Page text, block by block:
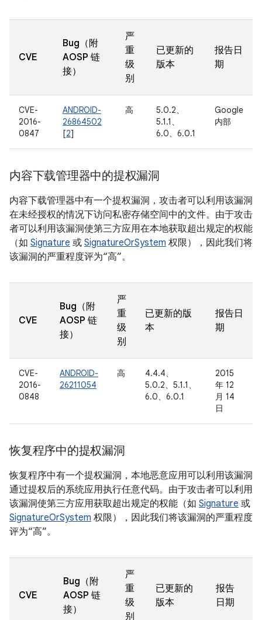
CVE
Bug（附
AOSP 链
接）
严
重
级
别
已更新的
版本
报告日
期
CVE-
2016-
0847
ANDROID-
26864502
[2]
高
5.0.2、
5.1.1、
6.0、6.0.1
Google
内部
内容下载管理器中的提权漏洞
内容下载管理器中有一个提权漏洞，攻击者可以利用该漏洞
在未经授权的情况下访问私密存储空间中的文件。由于攻击
者可以利用该漏洞使第三方应用在本地获取超出规定的权能
（如 Signature 或 SignatureOrSystem 权限），因此我们将
该漏洞的严重程度评为“高”。
CVE
Bug（附
AOSP 链
接）
严
重
级
别
已更新的版
本
报告日
期
CVE-
2016-
0848
ANDROID-
26211054
高
4.4.4、
5.0.2、5.1.1、
6.0、6.0.1
2015
年 12
月 14
日
恢复程序中的提权漏洞
恢复程序中有一个提权漏洞，本地恶意应用可以利用该漏洞
通过提权后的系统应用执行任意代码。由于攻击者可以利用
该漏洞使第三方应用获取超出规定的权能（如 Signature 或
SignatureOrSystem 权限），因此我们将该漏洞的严重程度
评为“高”。
CVE
Bug（附
AOSP 链
接）
严
重
级
别
已更新的
版本
报告
日期